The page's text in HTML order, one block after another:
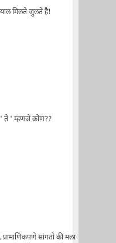
मिलते जुलते है!
ते ' म्हणजे कोण??
सांगतो की मला